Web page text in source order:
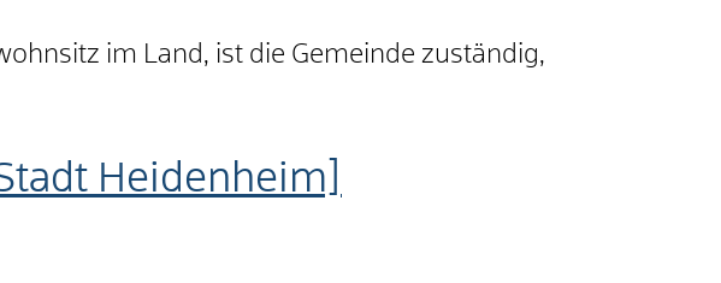
im Land, ist die Gemeinde zuständig,
Heidenheim]